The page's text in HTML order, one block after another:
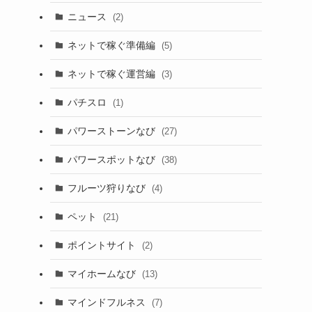
ニュース (2)
ネットで稼ぐ準備編 (5)
ネットで稼ぐ運営編 (3)
パチスロ (1)
パワーストーンなび (27)
パワースポットなび (38)
フルーツ狩りなび (4)
ペット (21)
ポイントサイト (2)
マイホームなび (13)
マインドフルネス (7)